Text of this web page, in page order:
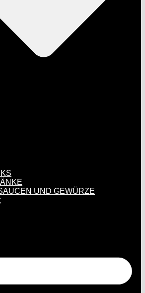
UND GEWÜRZE